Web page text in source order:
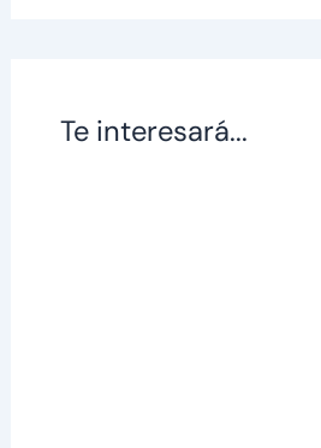
Te interesará...